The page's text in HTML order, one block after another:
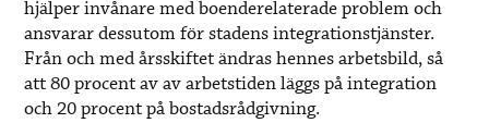
hjälper invånare med boenderelaterade problem och
ansvarar dessutom för stadens integrationstjänster.
Från och med årsskiftet ändras hennes arbetsbild, så
att 80 procent av av arbetstiden läggs på integration
och 20 procent på bostadsrådgivning.